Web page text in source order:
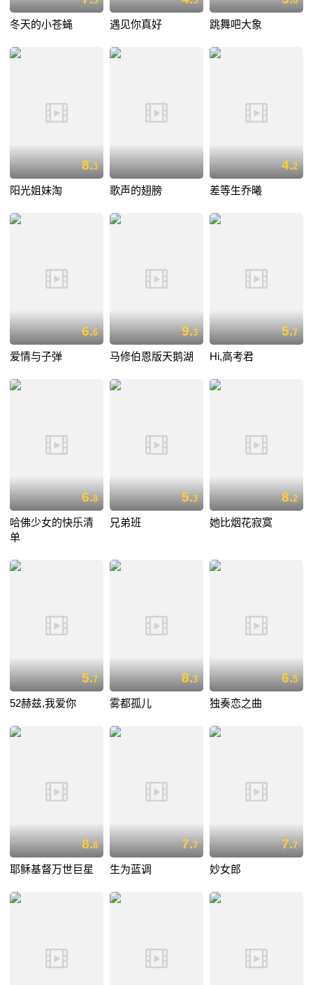
冬天的小苍蝇 遇见你真好 跳舞吧大象
8.3
阳光姐妹淘 歌声的翅膀
4.2
差等生乔曦
6.6
爱情与子弹
9.3
马修伯恩版天鹅湖
5.7
Hi,高考君
6.8
哈佛少女的快乐清
单
5.3
兄弟班
8.2
她比烟花寂寞
5.7
52赫兹,我爱你
8.3
雾都孤儿
6.5
独奏恋之曲
8.8
耶稣基督万世巨星
7.7
生为蓝调
7.7
妙女郎